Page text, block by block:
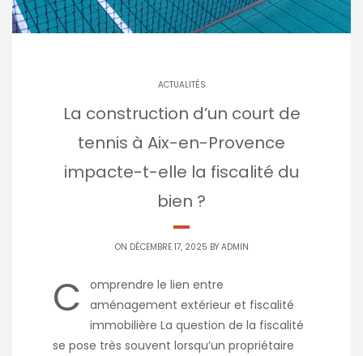
ACTUALITÉS
La construction d’un court de
tennis à Aix-en-Provence
impacte-t-elle la fiscalité du
bien ?
ON DÉCEMBRE 17, 2025 BY ADMIN
C
omprendre le lien entre
aménagement extérieur et fiscalité
immobilière La question de la fiscalité
se pose très souvent lorsqu’un propriétaire